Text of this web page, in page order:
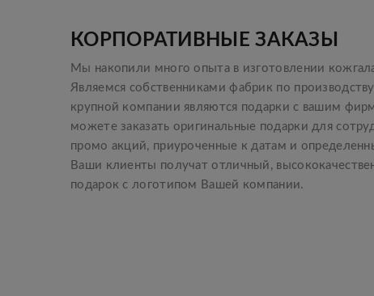
КОРПОРАТИВНЫЕ ЗАКАЗЫ
Мы накопили много опыта в изготовлении
Являемся собственниками фабрик по
крупной компании являются подарки с вашим
можете заказать оригинальные подарки для
промо акций, приуроченные к датам и
Ваши клиенты получат отличный,
подарок с логотипом Вашей компании.